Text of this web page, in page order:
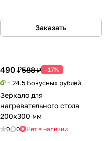
Заказать
490 ₽588 ₽ -17%
+ 24.5 Бонусных рублей
Зеркало для
нагревательного стола
200х300 мм
0 0 Нет в наличии